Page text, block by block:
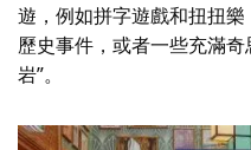
遊，例如拼字遊戲和扭扭
歷史事件，或者一些充滿
岩”。